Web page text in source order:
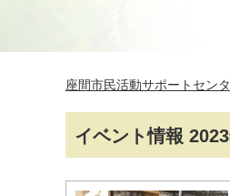
座間市民活動サポートセン
イベント情報 2023